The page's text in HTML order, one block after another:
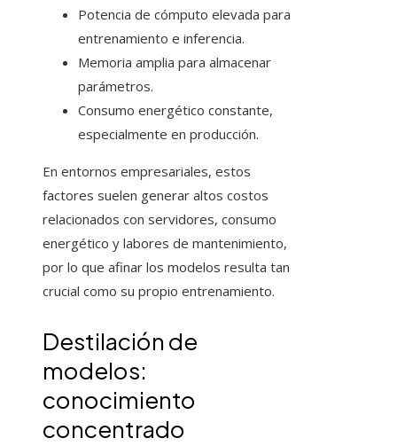
Potencia de cómputo elevada para
entrenamiento e inferencia.
Memoria amplia para almacenar
parámetros.
Consumo energético constante,
especialmente en producción.
En entornos empresariales, estos
factores suelen generar altos costos
relacionados con servidores, consumo
energético y labores de mantenimiento,
por lo que afinar los modelos resulta tan
crucial como su propio entrenamiento.
Destilación de
modelos:
conocimiento
concentrado